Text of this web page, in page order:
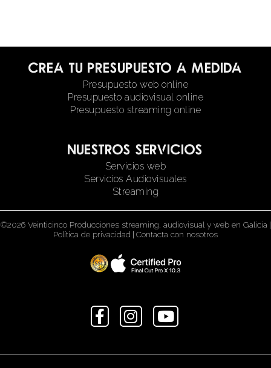
Crea tu presupuesto a medida
Presupuesto web online
Presupuesto audiovisual online
Presupuesto streaming online
Nuestros servicios
Servicios web
Servicios Audiovisuales
Streaming
©2026 Veinticinco Producciones streaming, audiovisual y web en Galicia |
Política de privacidad | Contacta con nosotros